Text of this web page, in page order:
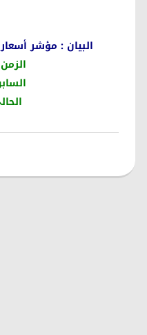
البيان : مؤشر